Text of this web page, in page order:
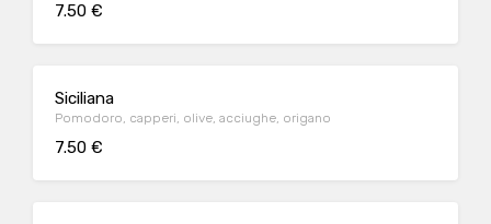
7.50 €
Siciliana
Pomodoro, capperi, olive, acciughe, origano
7.50 €